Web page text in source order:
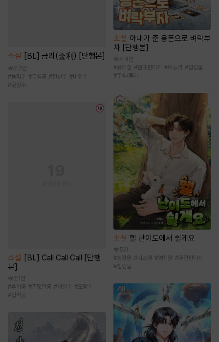
소설 [BL] 금리(金利) [단행본]
2.2만
#능력수 #무심공 #헌신수 #미인수
#굴림수
소설 [BL] Call Call Call [단행
본]
2.1만
#후회공 #존댓말공 #까칠수 #도망수
#집착공
소설 아내가 준 용돈으로 벼락부
자 [단행본]
4.4만
#유쾌함 #현대판타지 #이능력 #힐링물
#주식/투자
소설 헬 난이도에서 쉴게요
5만
#성장물 #시스템 #영지물 #퓨전판타지
#힐링물